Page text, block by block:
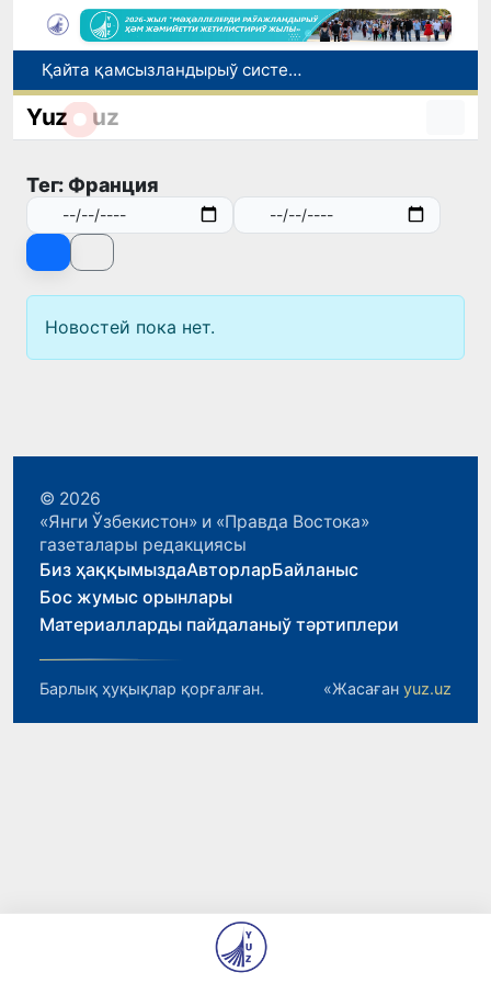
Қайта қамсызландырыў системасы тез раўажланып атырған Өзбекстан экономикасы ушын не береди?
Ташкент аўыр атлетика бойынша Азия чемпионатына таярланбақта
Елимиз дөретиўшилери өз кәсиби ҳәм мийнети менен мақтанады
Yuz uz
Тег: Франция
Новостей пока нет.
© 2026
«Янги Ўзбекистон» и «Правда Востока»
газеталары редакциясы
Биз ҳаққымыздаАвторларБайланыс
Бос жумыс орынлары
Материалларды пайдаланыў тәртиплери
Барлық ҳуқықлар қорғалған. «Жасаған yuz.uz